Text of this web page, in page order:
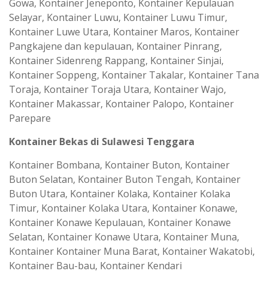
Gowa, Kontainer Jeneponto, Kontainer Kepulauan
Selayar, Kontainer Luwu, Kontainer Luwu Timur,
Kontainer Luwe Utara, Kontainer Maros, Kontainer
Pangkajene dan kepulauan, Kontainer Pinrang,
Kontainer Sidenreng Rappang, Kontainer Sinjai,
Kontainer Soppeng, Kontainer Takalar, Kontainer Tana
Toraja, Kontainer Toraja Utara, Kontainer Wajo,
Kontainer Makassar, Kontainer Palopo, Kontainer
Parepare
Kontainer Bekas di Sulawesi Tenggara
Kontainer Bombana, Kontainer Buton, Kontainer
Buton Selatan, Kontainer Buton Tengah, Kontainer
Buton Utara, Kontainer Kolaka, Kontainer Kolaka
Timur, Kontainer Kolaka Utara, Kontainer Konawe,
Kontainer Konawe Kepulauan, Kontainer Konawe
Selatan, Kontainer Konawe Utara, Kontainer Muna,
Kontainer Kontainer Muna Barat, Kontainer Wakatobi,
Kontainer Bau-bau, Kontainer Kendari